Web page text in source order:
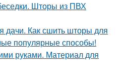
Шторы из ПВХ
дачи. Как сшить шторы для
популярные способы!
руками. Материал для